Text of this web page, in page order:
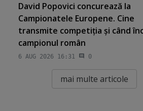
David Popovici concurează la
Campionatele Europene. Cine
transmite competiţia şi când
campionul român
6 AUG 2026 16:31 0
mai multe articole